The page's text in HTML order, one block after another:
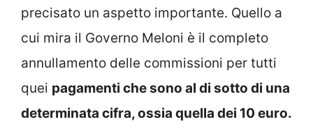
precisato un aspetto importante. Quello a
cui mira il Governo Meloni è il completo
annullamento delle commissioni per tutti
quei pagamenti che sono al di sotto di una
determinata cifra, ossia quella dei 10 euro.